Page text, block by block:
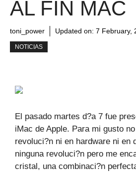
AL FIN MAC
toni_power Updated on: 7 February,
NOTICIAS
El pasado martes d?a 7 fue
iMac de Apple. Para mi gusto
revoluci?n ni en hardware ni en
ninguna revoluci?n pero me
cristal, una combinaci?n